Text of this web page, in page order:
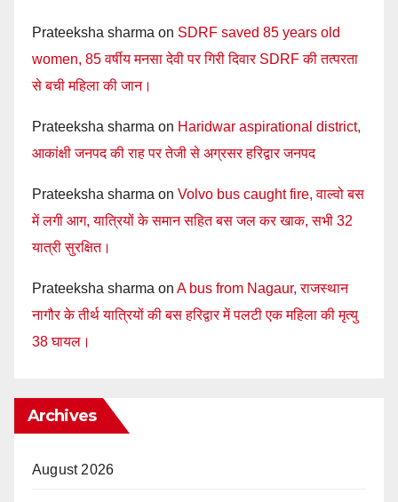
Prateeksha sharma on SDRF saved 85 years old
women, 85 वर्षीय मनसा देवी पर गिरी दिवार SDRF की तत्परता
से बची महिला की जान।
Prateeksha sharma on Haridwar aspirational district,
आकांक्षी जनपद की राह पर तेजी से अग्रसर हरिद्वार जनपद
Prateeksha sharma on Volvo bus caught fire, वाल्वो बस
में लगी आग, यात्रियों के समान सहित बस जल कर खाक, सभी 32
यात्री सुरक्षित।
Prateeksha sharma on A bus from Nagaur, राजस्थान
नागौर के तीर्थ यात्रियों की बस हरिद्वार में पलटी एक महिला की मृत्यु
38 घायल।
Archives
August 2026